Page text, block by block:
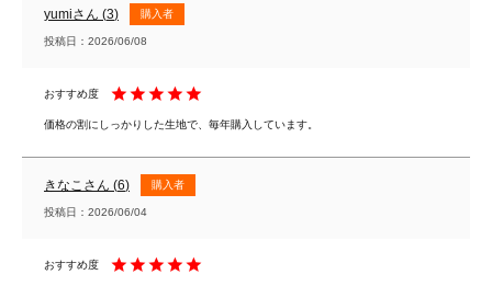
yumi 3 購入者
投稿日 2026/06/08
価格の割にしっかりした生地で、毎年購入しています。
きなこ 6 購入者
投稿日 2026/06/04